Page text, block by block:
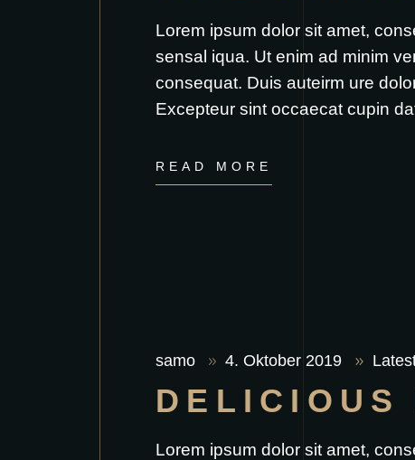
Lorem ipsum dolor sit amet,
sensal iqua. Ut enim ad minim
consequat. Duis auteirm ure
Excepteur sint occaecat cupin
READ MORE
samo 4. Oktober 2019
DELICIOUS
Lorem ipsum dolor sit amet,